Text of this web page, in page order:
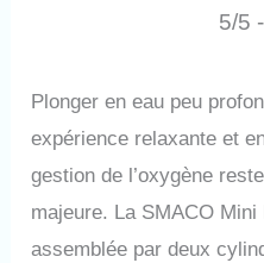
5/5
Plonger en eau peu
expérience relaxante et
gestion de l’oxygène
majeure. La SMACO
assemblée par deux